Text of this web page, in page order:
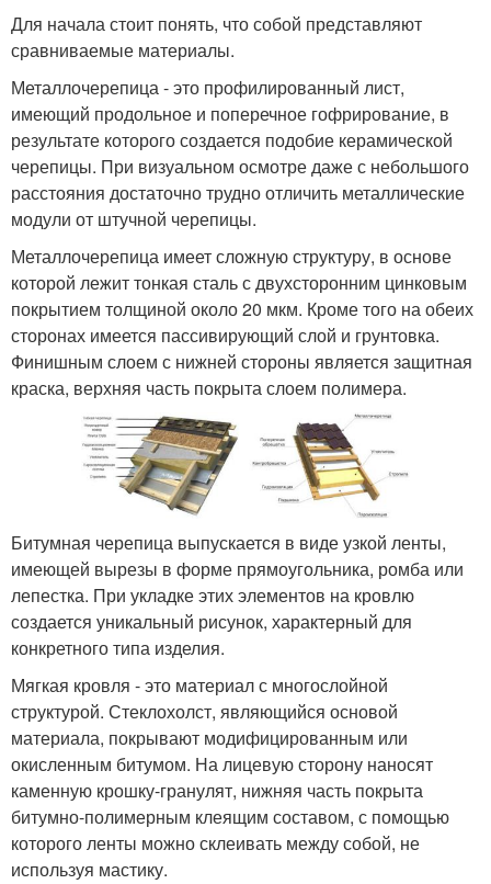
Для начала стоит понять, что собой представляют
сравниваемые материалы.
Металлочерепица - это профилированный лист,
имеющий продольное и поперечное гофрирование, в
результате которого создается подобие керамической
черепицы. При визуальном осмотре даже с небольшого
расстояния достаточно трудно отличить металлические
модули от штучной черепицы.
Металлочерепица имеет сложную структуру, в основе
которой лежит тонкая сталь с двухсторонним цинковым
покрытием толщиной около 20 мкм. Кроме того на обеих
сторонах имеется пассивирующий слой и грунтовка.
Финишным слоем с нижней стороны является защитная
краска, верхняя часть покрыта слоем полимера.
Битумная черепица выпускается в виде узкой ленты,
имеющей вырезы в форме прямоугольника, ромба или
лепестка. При укладке этих элементов на кровлю
создается уникальный рисунок, характерный для
конкретного типа изделия.
Мягкая кровля - это материал с многослойной
структурой. Стеклохолст, являющийся основой
материала, покрывают модифицированным или
окисленным битумом. На лицевую сторону наносят
каменную крошку-гранулят, нижняя часть покрыта
битумно-полимерным клеящим составом, с помощью
которого ленты можно склеивать между собой, не
используя мастику.